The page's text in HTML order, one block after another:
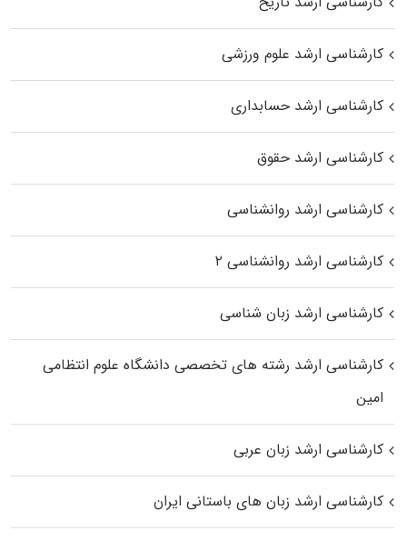
کارشناسی ارشد علوم ورزشی
کارشناسی ارشد حسابداری
کارشناسی ارشد حقوق
کارشناسی ارشد روانشناسی
کارشناسی ارشد روانشناسی ۲
کارشناسی ارشد زبان شناسی
کارشناسی ارشد رﺷﺘﻪ ﻫﺎی تخصصی داﻧﺸﮕﺎه ﻋﻠﻮم انتظامی
اﻣﻴﻦ
کارشناسی ارشد زبان عربی
کارشناسی ارشد زبان‌ های باستانی ایران